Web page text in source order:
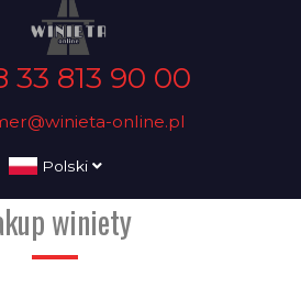
33 813 90 00
online.pl
Polski
winiety